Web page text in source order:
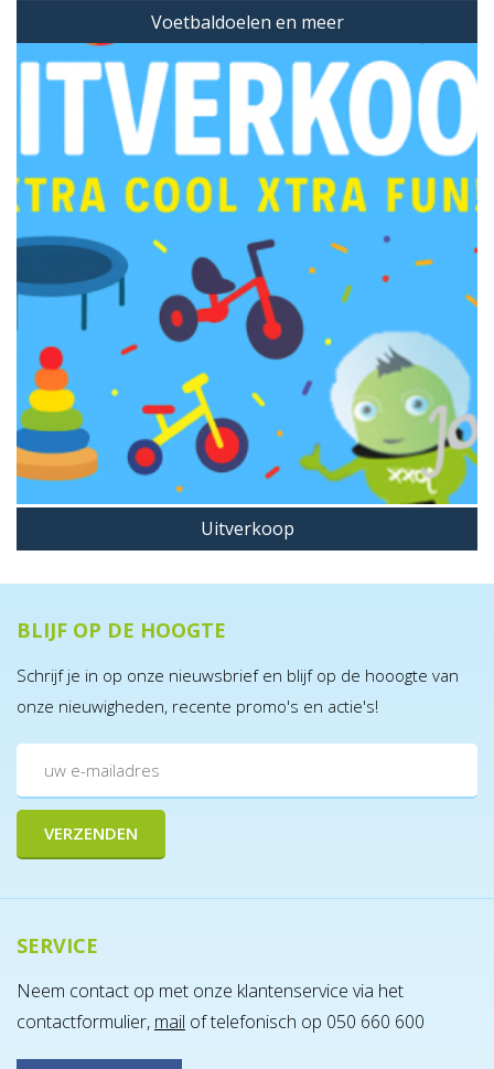
Voetbaldoelen en meer
Uitverkoop
BLIJF OP DE HOOGTE
Schrijf je in op onze nieuwsbrief en blijf op de hooogte van
onze nieuwigheden, recente promo's en actie's!
SERVICE
Neem contact op met onze klantenservice via het
contactformulier, mail of telefonisch op 050 660 600